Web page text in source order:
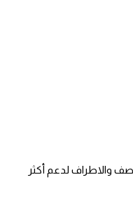
والاطراف لدعم أكثر